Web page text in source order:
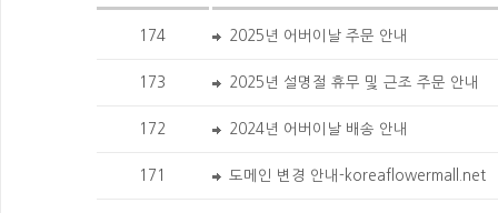
174 2025년 어버이날 주문 안내
173 2025년 설명절 휴무 및 근조 주문 안내
172 2024년 어버이날 배송 안내
171 도메인 변경 안내-koreaflowermall.net